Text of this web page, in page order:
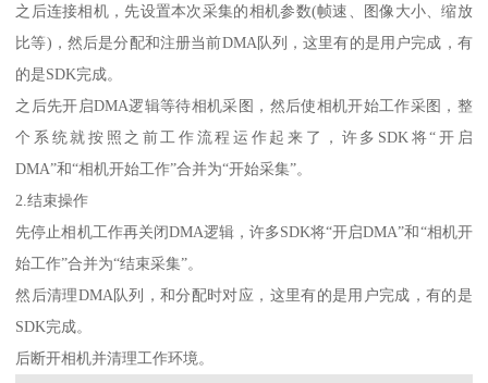
之后连接相机，先设置本次采集的相机参数(帧速、图像大小、缩放
比等)，然后是分配和注册当前DMA队列，这里有的是用户完成，有
的是SDK完成。
之后先开启DMA逻辑等待相机采图，然后使相机开始工作采图，整
个系统就按照之前工作流程运作起来了，许多SDK将“开启
DMA”和“相机开始工作”合并为“开始采集”。
2.结束操作
先停止相机工作再关闭DMA逻辑，许多SDK将“开启DMA”和“相机开
始工作”合并为“结束采集”。
然后清理DMA队列，和分配时对应，这里有的是用户完成，有的是
SDK完成。
后断开相机并清理工作环境。